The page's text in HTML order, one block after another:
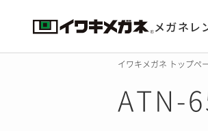
メガネ レ
イワキメガネ トップペ
ATN-